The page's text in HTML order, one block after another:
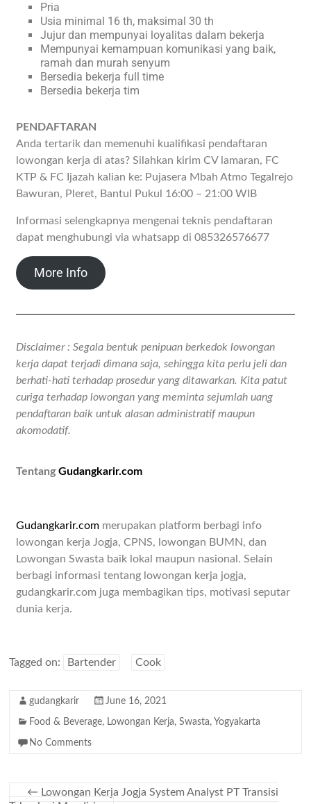
Pria
Usia minimal 16 th, maksimal 30 th
Jujur dan mempunyai loyalitas dalam bekerja
Mempunyai kemampuan komunikasi yang baik,
ramah dan murah senyum
Bersedia bekerja full time
Bersedia bekerja tim
PENDAFTARAN
Anda tertarik dan memenuhi kualifikasi pendaftaran
lowongan kerja di atas? Silahkan kirim CV lamaran, FC
KTP & FC Ijazah kalian ke: Pujasera Mbah Atmo Tegalrejo
Bawuran, Pleret, Bantul Pukul 16:00 – 21:00 WIB
Informasi selengkapnya mengenai teknis pendaftaran
dapat menghubungi via whatsapp di 085326576677
More Info
Disclaimer : Segala bentuk penipuan berkedok lowongan
kerja dapat terjadi dimana saja, sehingga kita perlu jeli dan
berhati-hati terhadap prosedur yang ditawarkan. Kita patut
curiga terhadap lowongan yang meminta sejumlah uang
pendaftaran baik untuk alasan administratif maupun
akomodatif.
TentangGudangkarir.com
Gudangkarir.com merupakan platform berbagi info
lowongan kerja Jogja, CPNS, lowongan BUMN, dan
Lowongan Swasta baik lokal maupun nasional. Selain
berbagi informasi tentang lowongan kerja jogja,
gudangkarir.com juga membagikan tips, motivasi seputar
dunia kerja.
Tagged on: Bartender Cook
gudangkarir June 16, 2021
Food & Beverage, Lowongan Kerja,Swasta, Yogyakarta
No Comments
← Lowongan Kerja Jogja System Analyst PT Transisi